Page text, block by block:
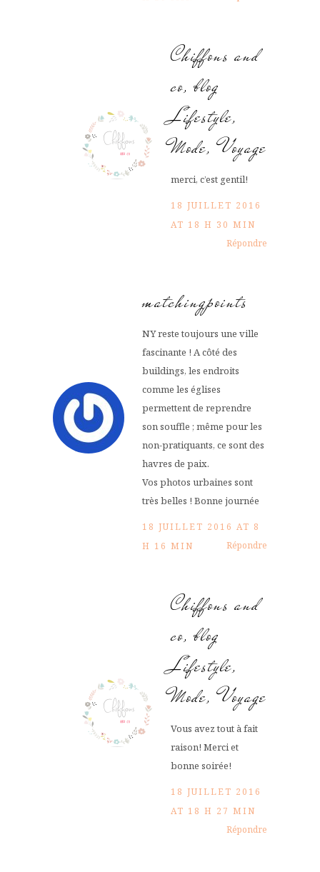
Chiffons and
co, blog
Lifestyle,
Mode, Voyage
merci, c’est gentil!
18 JUILLET 2016
AT 18 H 30 MIN
Répondre
matchingpoints
NY reste toujours une ville
fascinante ! A côté des
buildings, les endroits
comme les églises
permettent de reprendre
son souffle ; même pour les
non-pratiquants, ce sont des
havres de paix.
Vos photos urbaines sont
très belles ! Bonne journée
18 JUILLET 2016 AT 8
H 16 MIN
Répondre
Chiffons and
co, blog
Lifestyle,
Mode, Voyage
Vous avez tout à fait
raison! Merci et
bonne soirée!
18 JUILLET 2016
AT 18 H 27 MIN
Répondre